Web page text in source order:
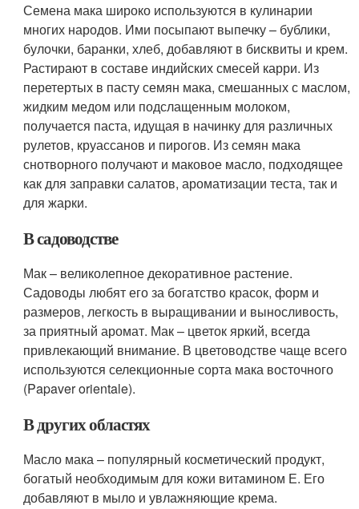
Семена мака широко используются в кулинарии
многих народов. Ими посыпают выпечку – бублики,
булочки, баранки, хлеб, добавляют в бисквиты и крем.
Растирают в составе индийских смесей карри. Из
перетертых в пасту семян мака, смешанных с маслом,
жидким медом или подслащенным молоком,
получается паста, идущая в начинку для различных
рулетов, круассанов и пирогов. Из семян мака
снотворного получают и маковое масло, подходящее
как для заправки салатов, ароматизации теста, так и
для жарки.
В садоводстве
Мак – великолепное декоративное растение.
Садоводы любят его за богатство красок, форм и
размеров, легкость в выращивании и выносливость,
за приятный аромат. Мак – цветок яркий, всегда
привлекающий внимание. В цветоводстве чаще всего
используются селекционные сорта мака восточного
(Papaver orientale).
В других областях
Масло мака – популярный косметический продукт,
богатый необходимым для кожи витамином Е. Его
добавляют в мыло и увлажняющие крема.